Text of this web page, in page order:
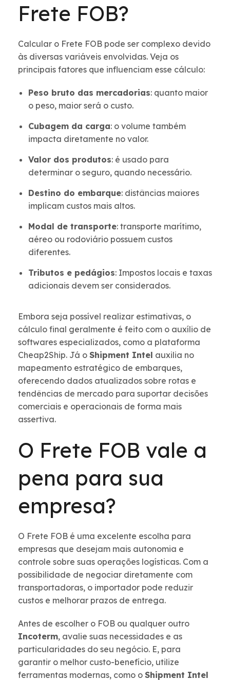
Frete FOB?
Calcular o Frete FOB pode ser complexo devido
às diversas variáveis envolvidas. Veja os
principais fatores que influenciam esse cálculo:
Peso bruto das mercadorias: quanto maior
o peso, maior será o custo.
Cubagem da carga: o volume também
impacta diretamente no valor.
Valor dos produtos: é usado para
determinar o seguro, quando necessário.
Destino do embarque: distâncias maiores
implicam custos mais altos.
Modal de transporte: transporte marítimo,
aéreo ou rodoviário possuem custos
diferentes.
Tributos e pedágios: Impostos locais e taxas
adicionais devem ser considerados.
Embora seja possível realizar estimativas, o
cálculo final geralmente é feito com o auxílio de
softwares especializados, como a plataforma
Cheap2Ship. Já o Shipment Intel auxilia no
mapeamento estratégico de embarques,
oferecendo dados atualizados sobre rotas e
tendências de mercado para suportar decisões
comerciais e operacionais de forma mais
assertiva.
O Frete FOB vale a
pena para sua
empresa?
O Frete FOB é uma excelente escolha para
empresas que desejam mais autonomia e
controle sobre suas operações logísticas. Com a
possibilidade de negociar diretamente com
transportadoras, o importador pode reduzir
custos e melhorar prazos de entrega.
Antes de escolher o FOB ou qualquer outro
Incoterm, avalie suas necessidades e as
particularidades do seu negócio. E, para
garantir o melhor custo-benefício, utilize
ferramentas modernas, como o Shipment Intel